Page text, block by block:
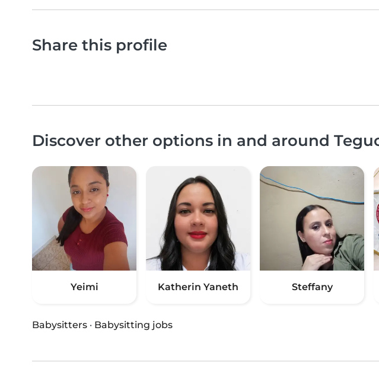
Share this profile
Discover other options in and around
Yeimi Katherin Yaneth Steffany
Babysitters · Babysitting jobs